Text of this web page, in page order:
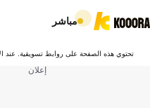
مباشر
تحتوي هذه الصفحة على روابط تسويقية. عند
إعلان